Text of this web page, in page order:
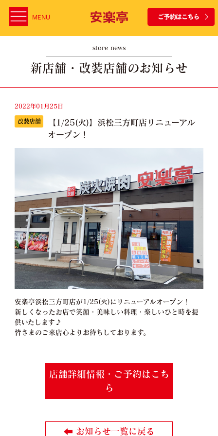
MENU
store news
新店舗・改装店舗のお知らせ
2022年01月25日
改装店舗
【1/25(火)】浜松三方町店リニューアル
オープン！
安楽亭浜松三方町店が1/25(火)にリニューアルオープン！
新しくなったお店で笑顔・美味しい料理・楽しいひと時を提
供いたします♪
皆さまのご来店心よりお待ちしております。
店舗詳細情報・ご予約はこち
ら
お知らせ一覧に戻る